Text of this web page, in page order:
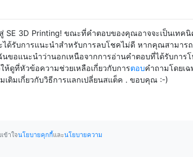
SE 3D Printing! ขณะที่คำตอบของคุณอาจจะเป็นเทค
ได้รับการแนะนำสำหรับการลบโชคไม่ดี หากคุณสามาร
ขอแนะนำว่านอกเหนือจากการอ่านคำตอบที่ได้รับการโ
ดูที่หัวข้อความช่วยเหลือเกี่ยวกับการตอบคำถามโดยเฉ
เติมเกี่ยวกับวิธีการแลกเปลี่ยนสแต็ค . ขอบคุณ :-)
ข้าใจนโยบายคุกกี้และนโยบายความ